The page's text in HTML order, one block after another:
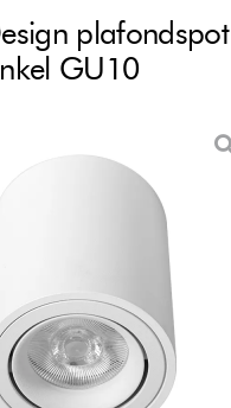
plafondspot
GU10